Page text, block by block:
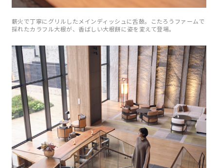
薪火で丁寧にグリルしたメインディッシュに舌鼓。こたろうファームで
採れたカラフル大根が、香ばしい大根餅に姿を変えて登場。